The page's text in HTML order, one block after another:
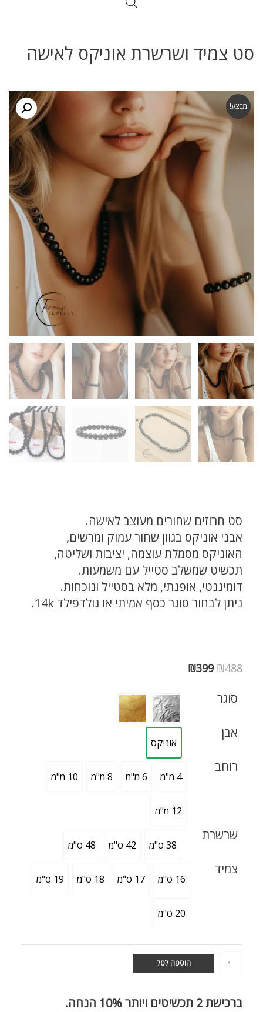
סט צמיד ושרשרת אוניקס לאישה
סט חרוזים שחורים מעוצב לאישה.
אבני אוניקס בגוון שחור עמוק ומרשים,
האוניקס מסמלת עוצמה, יציבות ושליטה,
תכשיט שמשלב סטייל עם משמעות.
דומיננטי, אופנתי, מלא בסטייל ונוכחות.
ניתן לבחור סוגר כסף אמיתי או גולדפילד 14k.
₪488
₪399
סוגר
אבן
אוניקס
רוחב
4 מ"מ 6 מ"מ 8 מ"מ 10 מ"מ
12 מ"מ
שרשרת
38 ס"מ 42 ס"מ 48 ס"מ
צמיד
16 ס"מ 17 ס"מ 18 ס"מ 19 ס"מ
20 ס"מ
הוספה לסל
ברכישת
מבצע!